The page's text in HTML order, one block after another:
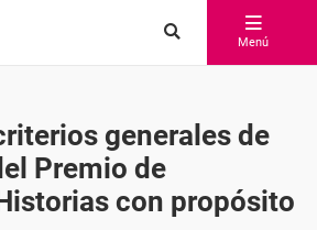
Menú
generales de
Premio de
con propósito